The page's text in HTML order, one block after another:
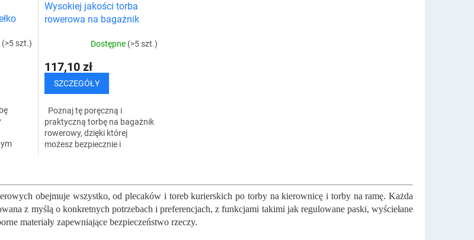
(>5 szt.)
Wysokiej jakości torba
rowerowa na bagażnik
Dostępne (>5 szt.)
117,10 zł
SZCZEGÓŁY
Poznaj tę poręczną i
praktyczną torbę na bagażnik
rowerowy, dzięki której
możesz bezpiecznie i
o
n
t
o
obejmuje wszystko, od plecaków i toreb kurierskich po torby na kierownicę i torby na ramę. Każda
z myślą o konkretnych potrzebach i preferencjach, z funkcjami takimi jak regulowane paski, wyściełane
materiały zapewniające bezpieczeństwo rzeczy.